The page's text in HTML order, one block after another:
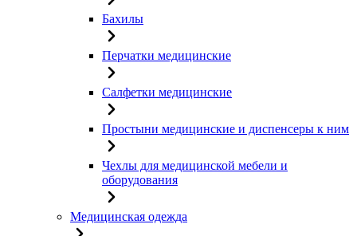
Бахилы
Перчатки медицинские
Салфетки медицинские
Простыни медицинские и диспенсеры к ним
Чехлы для медицинской мебели и
оборудования
Медицинская одежда